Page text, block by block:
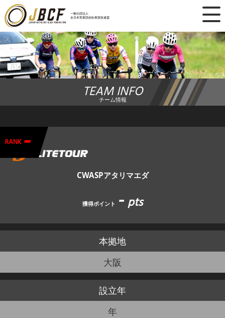
一般社団法人
全日本実業団自転車競技連盟
×
ニュース
レース日程
ランキング
競技ガイド
加盟・登録
エントリー
JBCF ROAD SERIESとは
TEAM INFO
チーム情報
CWASPアタリマエダ
獲得ポイント -pts
RANK -
本拠地
大阪
設立年
年